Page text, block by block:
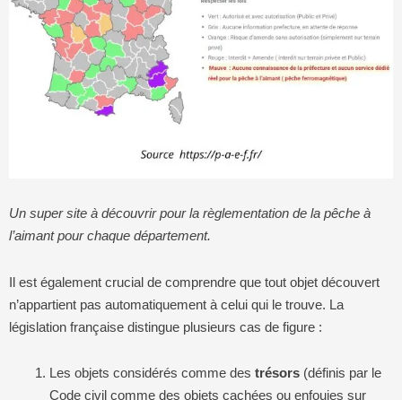
Un super site à découvrir pour la règlementation de la pêche à
l’aimant pour chaque département.
Il est également crucial de comprendre que tout objet découvert
n’appartient pas automatiquement à celui qui le trouve. La
législation française distingue plusieurs cas de figure :
Les objets considérés comme des trésors (définis par le
Code civil comme des objets cachées ou enfouies sur